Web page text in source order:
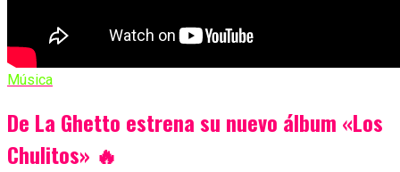
Música
De La Ghetto estrena su nuevo álbum «Los
Chulitos» 🔥